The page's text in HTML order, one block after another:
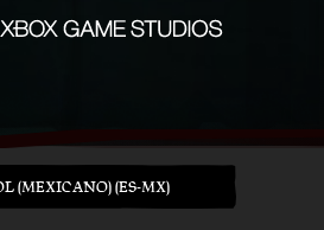
(MEXICANO) (ES-MX)